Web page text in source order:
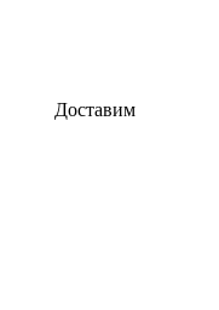
Доставим